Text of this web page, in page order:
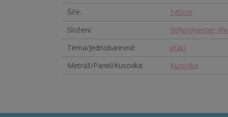
Šíře
145cm
Složení
96%polyester
Téma/Jednobarevné
ptáci
Metráž/Panel/Kusovka
Kusovka